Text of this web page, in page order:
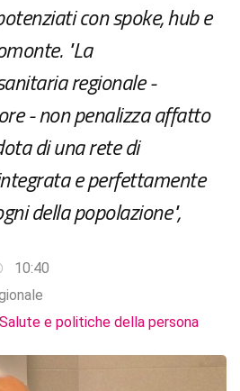
con spoke, hub e
"La
regionale -
- non penalizza affatto
di una rete di
e perfettamente
della popolazione",
10:40
Salute e politiche della persona